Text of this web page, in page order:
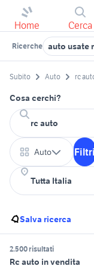
Home Cerca
Ricerche auto usate
Subito Auto rc
Cosa cerchi?
Auto Filtri
Salva ricerca
2.500 risultati
Rc auto in vendita